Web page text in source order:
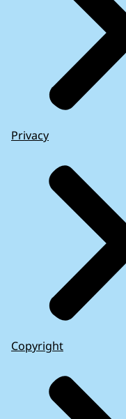
Privacy
Copyright